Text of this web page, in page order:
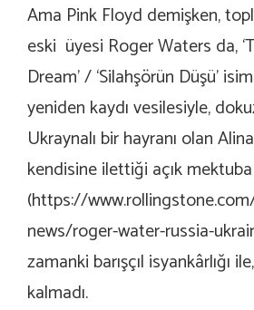
Ama Pink Floyd demişken,
eski üyesi Roger Waters da,
Dream’ / ‘Silahşörün Düşü’
yeniden kaydı vesilesiyle,
Ukraynalı bir hayranı olan
kendisine ilettiği açık mektuba
(https://
news/roger-water-russia-
zamanki barışçıl isyankârlığı
kalmadı.